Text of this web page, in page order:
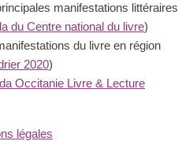
manifestations littéraires
du Centre national du livre)
du livre en région
2020)
Occitanie Livre & Lecture
légales